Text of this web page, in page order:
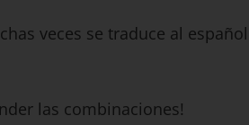
veces se traduce al
las combinaciones!